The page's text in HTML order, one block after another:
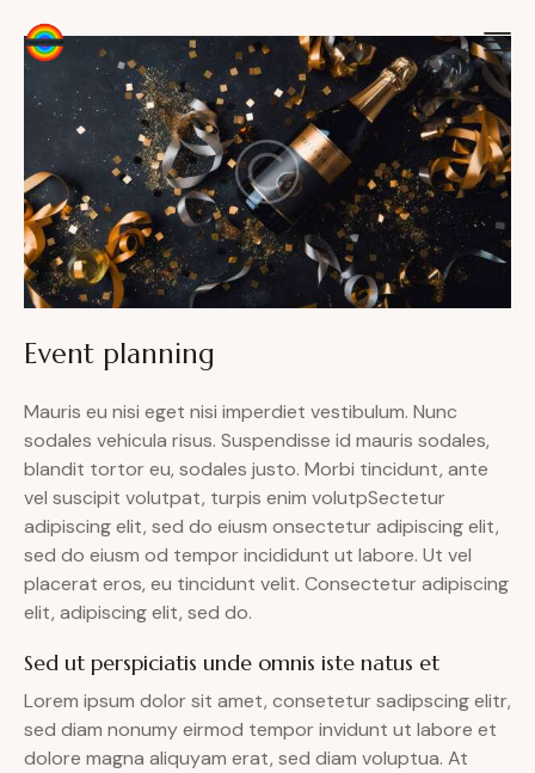
Event planning
Mauris eu nisi eget nisi imperdiet vestibulum. Nunc
sodales vehicula risus. Suspendisse id mauris sodales,
blandit tortor eu, sodales justo. Morbi tincidunt, ante
vel suscipit volutpat, turpis enim volutpSectetur
adipiscing elit, sed do eiusm onsectetur adipiscing elit,
sed do eiusm od tempor incididunt ut labore. Ut vel
placerat eros, eu tincidunt velit. Consectetur adipiscing
elit, adipiscing elit, sed do.
Sed ut perspiciatis unde omnis iste natus et
Lorem ipsum dolor sit amet, consetetur sadipscing elitr,
sed diam nonumy eirmod tempor invidunt ut labore et
dolore magna aliquyam erat, sed diam voluptua. At